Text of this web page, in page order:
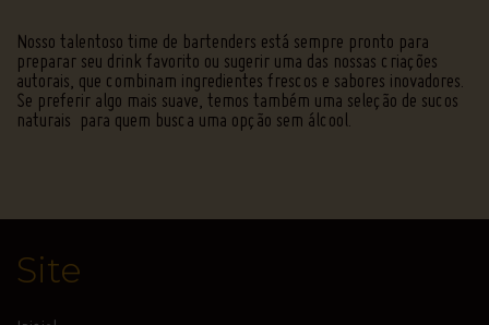
Nosso talentoso time de bartenders está sempre pronto para
preparar seu drink favorito ou sugerir uma das nossas criações
autorais, que combinam ingredientes frescos e sabores inovadores.
Se preferir algo mais suave, temos também uma seleção de sucos
naturais para quem busca uma opção sem álcool.
Site